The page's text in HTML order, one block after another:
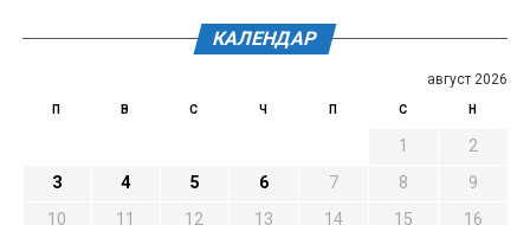
КАЛЕНДАР
август 2026
П В С Ч П С Н
1
2
3
4 5 6 7 8
9
10
11 12 13 14 15 16